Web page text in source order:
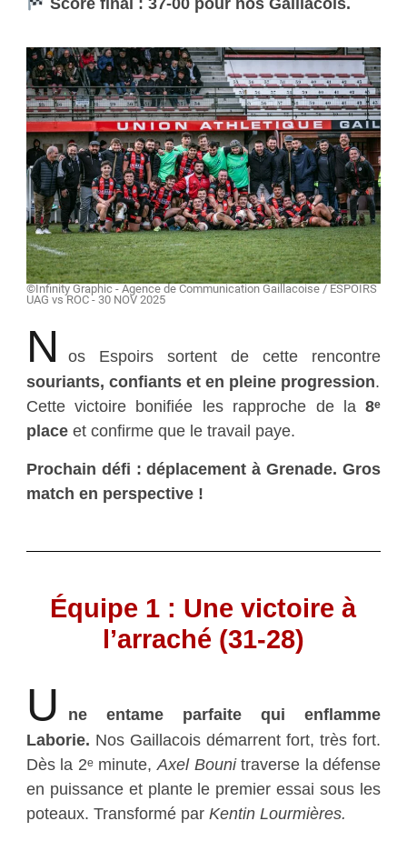
©Infinity Graphic - Agence de Communication Gaillacoise / ESPOIRS
UAG vs ROC - 30 NOV 2025
N
os Espoirs sortent de cette rencontre
souriants, confiants et en pleine progression.
Cette victoire bonifiée les rapproche de la8ᵉ
placeet confirme que le travail paye.
Prochain défi : déplacement à Grenade. Gros
match en perspective !
Équipe 1 : Une victoire à
l’arraché (31-28)
U
ne entame parfaite qui enflamme
Laborie. Nos Gaillacois démarrent fort, très fort.
Dès la 2ᵉ minute,Axel Bounitraverse la défense
en puissance et plante le premier essai sous les
poteaux. Transformé par Kentin Lourmières.